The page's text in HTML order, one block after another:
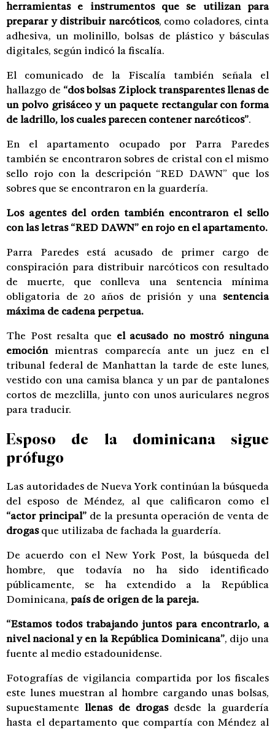
herramientas e instrumentos que se utilizan para
preparar y distribuir narcóticos, como coladores, cinta
adhesiva, un molinillo, bolsas de plástico y básculas
digitales, según indicó la fiscalía.
El comunicado de la Fiscalía también señala el
hallazgo de “dos bolsas Ziplock transparentes llenas de
un polvo grisáceo y un paquete rectangular con forma
de ladrillo, los cuales parecen contener narcóticos”.
En el apartamento ocupado por Parra Paredes
también se encontraron sobres de cristal con el mismo
sello rojo con la descripción “RED DAWN” que los
sobres que se encontraron en la guardería.
Los agentes del orden también encontraron el sello
con las letras “RED DAWN” en rojo en el apartamento.
Parra Paredes está acusado de primer cargo de
conspiración para distribuir narcóticos con resultado
de muerte, que conlleva una sentencia mínima
obligatoria de 20 años de prisión y una sentencia
máxima de cadena perpetua.
The Post resalta que el acusado no mostró ninguna
emociónmientras comparecía ante un juez en el
tribunal federal de Manhattan la tarde de este lunes,
vestido con una camisa blanca y un par de pantalones
cortos de mezclilla, junto con unos auriculares negros
para traducir.
Esposo de la dominicana sigue
prófugo
Las autoridades de Nueva York continúan la búsqueda
del esposo de Méndez, al que calificaron como el
“actor principal”de la presunta operación de venta de
drogasque utilizaba de fachada la guardería.
De acuerdo con el New York Post, la búsqueda del
hombre, que todavía no ha sido identificado
públicamente, se ha extendido a la República
Dominicana, país de origen de la pareja.
“Estamos todos trabajando juntos para encontrarlo, a
nivel nacional y en la República Dominicana”, dijo una
fuente al medio estadounidense.
Fotografías de vigilancia compartida por los fiscales
este lunes muestran al hombre cargando unas bolsas,
supuestamentellenas de drogasdesde la guardería
hasta el departamento que compartía con Méndez al